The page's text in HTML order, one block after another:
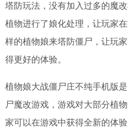
塔防玩法，没有加入过多的魔
植物进行了娘化处理，让玩家
样的植物娘来塔防僵尸，让玩
得更好的体验。
植物娘大战僵尸庄不纯手机版
尸魔改游戏，游戏对大部分植
家可以在游戏中获得全新的体验